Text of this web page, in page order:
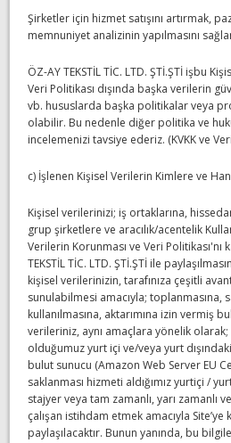
Şirketler için hizmet satışını artırmak,
memnuniyet analizinin yapılmasını
ÖZ-AY TEKSTİL TİC. LTD. ŞTİ.ŞTİ işbu
Veri Politikası dışında başka verilerin
vb. hususlarda başka politikalar veya
olabilir. Bu nedenle diğer politika ve
incelemenizi tavsiye ederiz. (KVKK ve
c) İşlenen Kişisel Verilerin Kimlere ve
Kişisel verilerinizi; iş ortaklarına,
grup şirketlere ve aracılık/acentelik
Verilerin Korunması ve Veri Politikası'nı
TEKSTİL TİC. LTD. ŞTİ.ŞTİ ile
kişisel verilerinizin, tarafınıza çeşitli
sunulabilmesi amacıyla; toplanmasına,
kullanılmasına, aktarımına izin vermiş
verileriniz, aynı amaçlara yönelik
olduğumuz yurt içi ve/veya yurt
bulut sunucu (Amazon Web Server EU
saklanması hizmeti aldığımız yurtiçi /
stajyer veya tam zamanlı, yarı zamanlı
çalışan istihdam etmek amacıyla Site’ye
paylaşılacaktır. Bunun yanında, bu